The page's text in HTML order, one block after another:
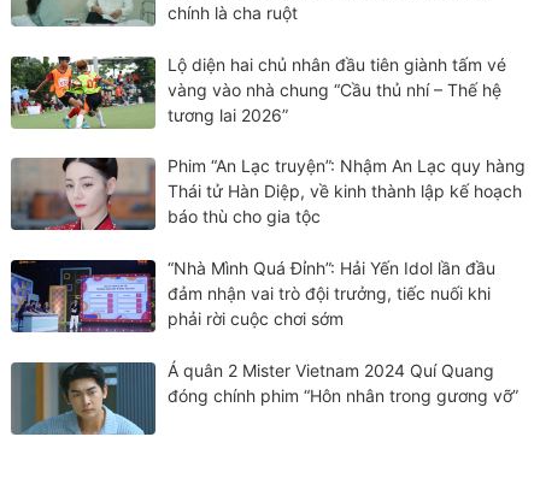
chính là cha ruột
Lộ diện hai chủ nhân đầu tiên giành tấm vé
vàng vào nhà chung “Cầu thủ nhí – Thế hệ
tương lai 2026”
Phim “An Lạc truyện”: Nhậm An Lạc quy hàng
Thái tử Hàn Diệp, về kinh thành lập kế hoạch
báo thù cho gia tộc
“Nhà Mình Quá Đỉnh”: Hải Yến Idol lần đầu
đảm nhận vai trò đội trưởng, tiếc nuối khi
phải rời cuộc chơi sớm
Á quân 2 Mister Vietnam 2024 Quí Quang
đóng chính phim “Hôn nhân trong gương vỡ”